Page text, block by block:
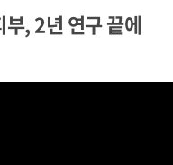
, 2년 연구 끝에